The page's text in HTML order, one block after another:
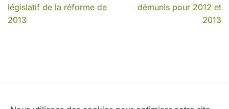
législatif de la réforme de
2013
démunis pour 2012 et
2013